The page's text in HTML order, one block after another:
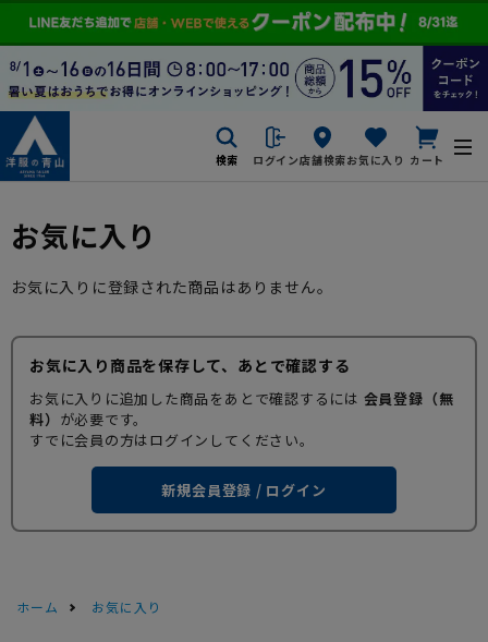
検索 ログイン店舗検索お気に入り カート
お気に入り
お気に入りに登録された商品はありません。
お気に入り商品を保存して、あとで確認する
お気に入りに追加した商品をあとで確認するには 会員登録（無
料） が必要です。
すでに会員の方はログインしてください。
新規会員登録 / ログイン
ホーム お気に入り